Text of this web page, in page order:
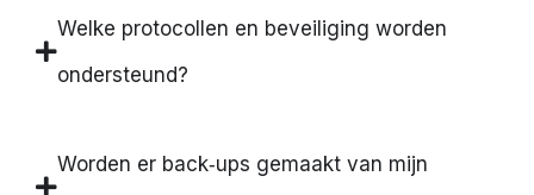
Welke protocollen en beveiliging worden
ondersteund?
Worden er back‑ups gemaakt van mijn